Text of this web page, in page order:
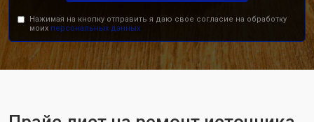
Нажимая на кнопку отправить я даю свое согласие на обработку
моих персональных данных.